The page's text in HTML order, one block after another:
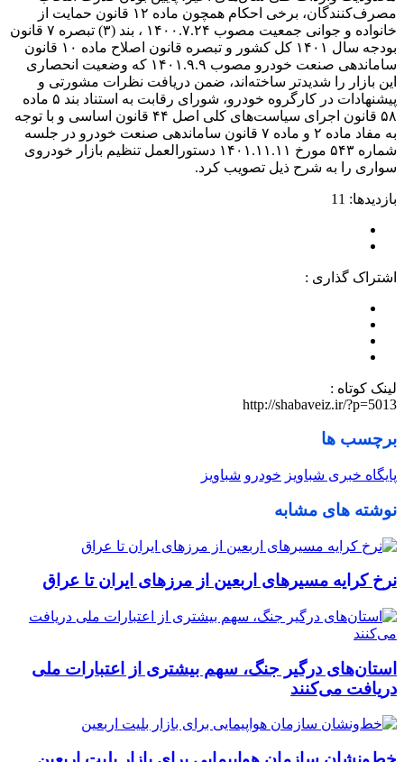
مصرف‌کنندگان، برخی احکام همچون ماده ۱۲ قانون حمایت از
خانواده و جوانی جمعیت مصوب ۱۴۰۰.۷.۲۴ ، بند (۳) تبصره ۷ قانون
بودجه سال ۱۴۰۱ کل کشور و تبصره قانون اصلاح ماده ۱۰ قانون
ساماندهی صنعت خودرو مصوب ۱۴۰۱.۹.۹ که وضعیت انحصاری
این بازار را شدیدتر ساخته‌اند، ضمن دریافت نظرات مشورتی و
پیشنهادات در کارگروه خودرو، شورای رقابت به استناد بند ۵ ماده
۵۸ قانون اجرای سیاست‌های کلی اصل ۴۴ قانون اساسی و با توجه
به مفاد ماده ۲ و ماده ۷ قانون ساماندهی صنعت خودرو در جلسه
شماره ۵۴۳ مورخ ۱۴۰۱.۱۱.۱۱ دستورالعمل تنظیم بازار خودروی
سواری را به شرح ذیل تصویب کرد.
بازدیدها: 11
اشتراک گذاری :
لینک کوتاه :
http://shabaveiz.ir/?p=5013
برچسب ها
پایگاه خبری شباویز خودرو شباویز
نوشته های مشابه
نرخ کرایه مسیرهای اربعین از مرزهای ایران تا عراق
استان‌های درگیر جنگ، سهم بیشتری از اعتبارات ملی
دریافت می‌کنند